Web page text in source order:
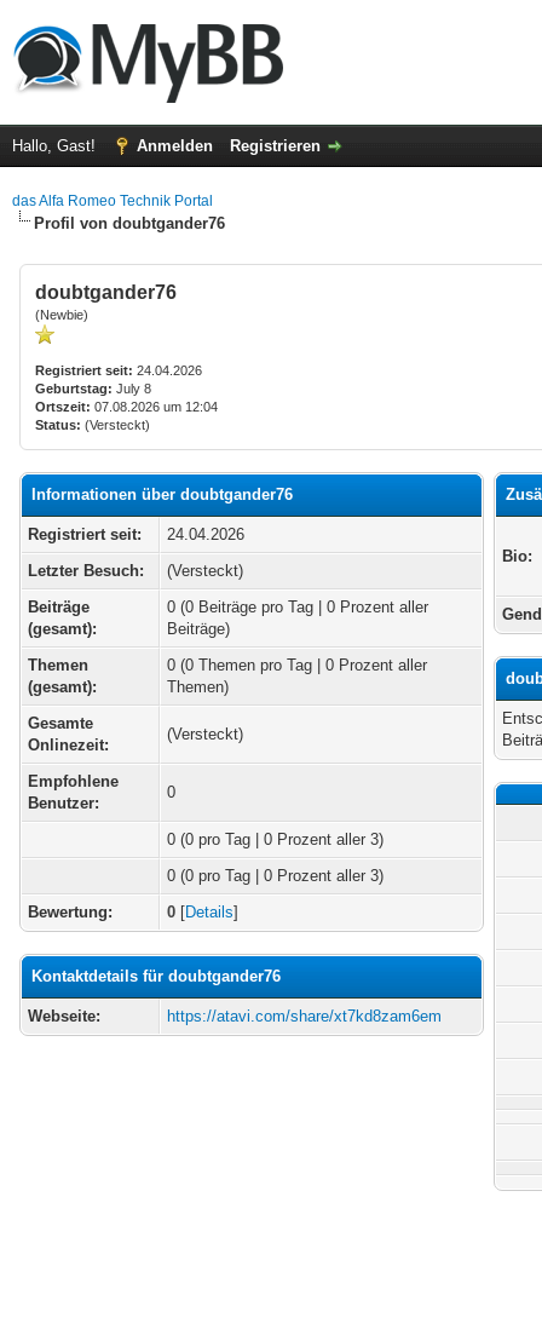
Hallo, Gast! Anmelden Registrieren
das Alfa Romeo Technik Portal
Profil von doubtgander76
doubtgander76
(Newbie)
Registriert seit: 24.04.2026
Geburtstag: July 8
Ortszeit: 07.08.2026 um 12:04
Status: (Versteckt)
Informationen über doubtgander76
Registriert seit:
24.04.2026
Letzter Besuch:
(Versteckt)
Beiträge
(gesamt):
0 (0 Beiträge pro Tag | 0 Prozent aller
Beiträge)
Themen
(gesamt):
0 (0 Themen pro Tag | 0 Prozent aller
Themen)
Gesamte
Onlinezeit:
(Versteckt)
Empfohlene
Benutzer:
0
0 (0 pro Tag | 0 Prozent aller 3)
0 (0 pro Tag | 0 Prozent aller 3)
Bewertung:
0 [Details]
Kontaktdetails für doubtgander76
Webseite: https://atavi.com/share/xt7kd8zam6em
Bio: